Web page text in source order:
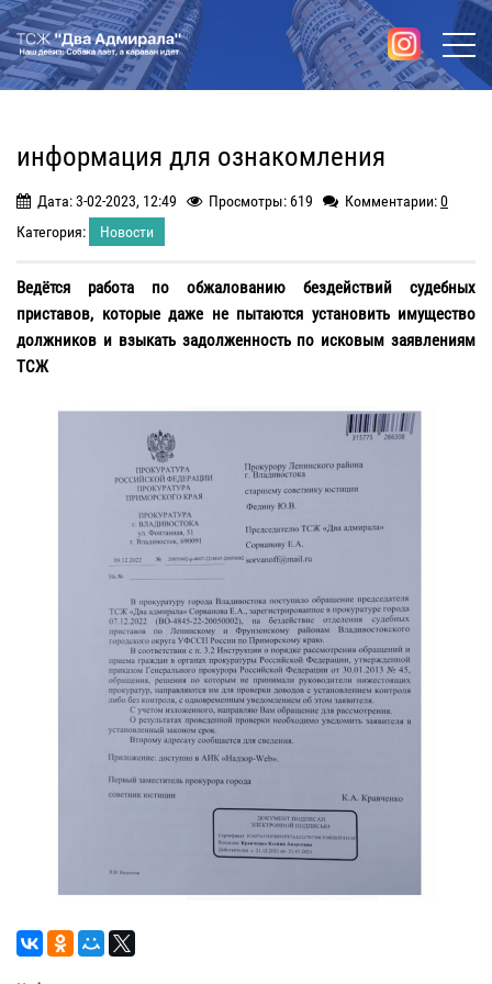
информация для ознакомления
Дата: 3-02-2023, 12:49 Просмотры: 619 Комментарии:0
Категория:
Новости
Ведётся работа по обжалованию бездействий судебных
приставов, которые даже не пытаются установить имущество
должников и взыкать задолженность по исковым заявлениям
ТСЖ